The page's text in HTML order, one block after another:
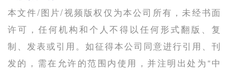
本文件/图片/视频版权仅为本公司所有，未经书面
许可，任何机构和个人不得以任何形式翻版、复
制、发表或引用。如征得本公司同意进行引用、刊
发的，需在允许的范围内使用，并注明出处为“中